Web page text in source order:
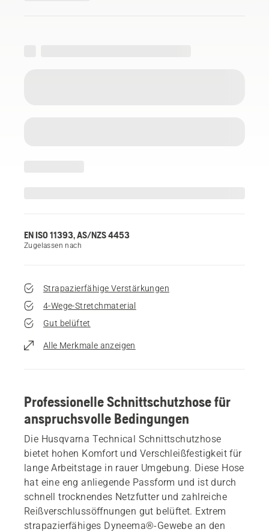
EN ISO 11393, AS/NZS 4453
Zugelassen nach
Strapazierfähige Verstärkungen
4-Wege-Stretchmaterial
Gut belüftet
Alle Merkmale anzeigen
Professionelle Schnittschutzhose für
anspruchsvolle Bedingungen
Die Husqvarna Technical Schnittschutzhose
bietet hohen Komfort und Verschleißfestigkeit für
lange Arbeitstage in rauer Umgebung. Diese Hose
hat eine eng anliegende Passform und ist durch
schnell trocknendes Netzfutter und zahlreiche
Reißverschlussöffnungen gut belüftet. Extrem
strapazierfähiges Dyneema®-Gewebe an den